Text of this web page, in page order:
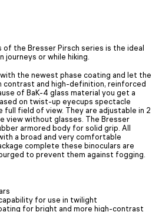
of the Bresser Pirsch series is the ideal
journeys or while hiking.
the newest phase coating and let the
contrast and high-definition, reinforced
of BaK-4 glass material you get a
on twist-up eyecups spectacle
full field of view. They are adjustable in 2
view without glasses. The Bresser
armored body for solid grip. All
a broad and very comfortable
complete these binoculars are
to prevent them against fogging.
for use in twilight
for bright and more high-contrast